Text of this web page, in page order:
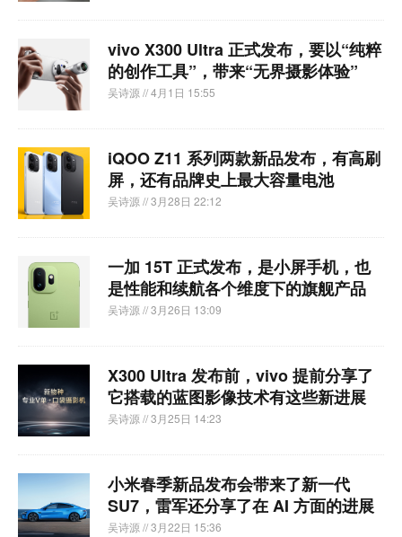
vivo X300 Ultra 正式发布，要以“纯粹
的创作工具”，带来“无界摄影体验”
吴诗源 // 4月1日 15:55
iQOO Z11 系列两款新品发布，有高刷
屏，还有品牌史上最大容量电池
吴诗源 // 3月28日 22:12
一加 15T 正式发布，是小屏手机，也
是性能和续航各个维度下的旗舰产品
吴诗源 // 3月26日 13:09
X300 Ultra 发布前，vivo 提前分享了
它搭载的蓝图影像技术有这些新进展
吴诗源 // 3月25日 14:23
小米春季新品发布会带来了新一代
SU7，雷军还分享了在 AI 方面的进展
吴诗源 // 3月22日 15:36